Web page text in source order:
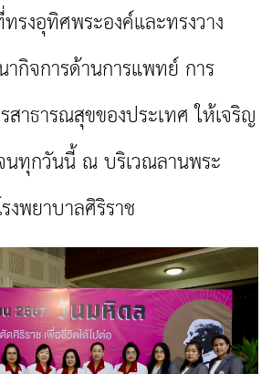
งอุทิศพระองค์และทรงวาง
กิจการด้านการแพทย์ การ
าธารณสุขของประเทศ ให้เจริญ
ทุกวันนี้ ณ บริเวณลานพระ
งพยาบาลศิริราช